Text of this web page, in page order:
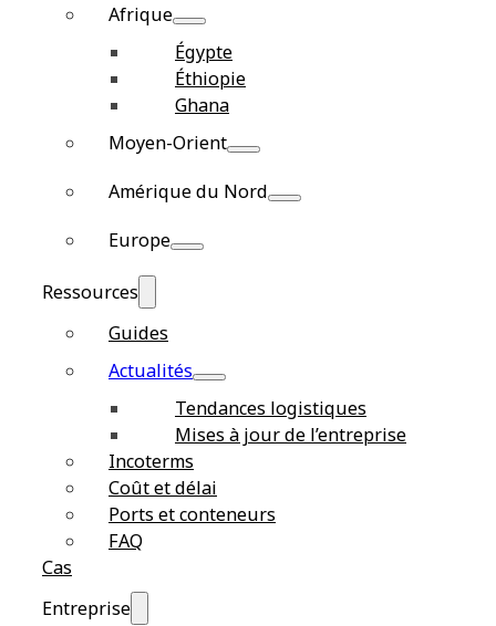
Afrique
Égypte
Éthiopie
Ghana
Moyen-Orient
Amérique du Nord
Europe
Ressources
Guides
Actualités
Tendances logistiques
Mises à jour de l’entreprise
Incoterms
Coût et délai
Ports et conteneurs
FAQ
Cas
Entreprise